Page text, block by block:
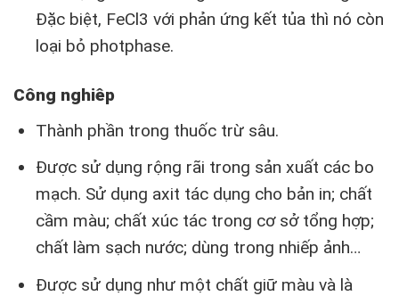
Đặc biệt, FeCl3 với phản ứng kết tủa thì nó còn
loại bỏ photphase.
Công nghiêp
Thành phần trong thuốc trừ sâu.
Được sử dụng rộng rãi trong sản xuất các bo
mạch. Sử dụng axit tác dụng cho bản in; chất
cầm màu; chất xúc tác trong cơ sở tổng hợp;
chất làm sạch nước; dùng trong nhiếp ảnh…
Được sử dụng như một chất giữ màu và là